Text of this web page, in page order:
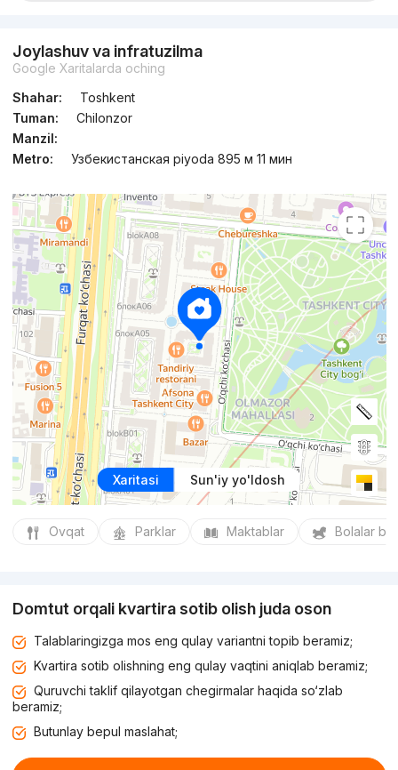
Joylashuv va infratuzilma
Google Xaritalarda oching
Shahar:
Toshkent
Tuman:
Chilonzor
Manzil:
Metro:
Узбекистанская piyoda 895 м 11 мин
Xaritasi Sun'iy yo'ldosh
Ovqat Parklar Maktablar Bolalar
Domtut orqali kvartira sotib olish juda oson
Talablaringizga mos eng qulay variantni topib beramiz;
Kvartira sotib olishning eng qulay vaqtini aniqlab beramiz;
Quruvchi taklif qilayotgan chegirmalar haqida so‘zlab
beramiz;
Butunlay bepul maslahat;